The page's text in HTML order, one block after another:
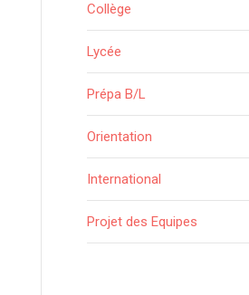
Collège
Lycée
Prépa B/L
Orientation
International
Projet des Equipes